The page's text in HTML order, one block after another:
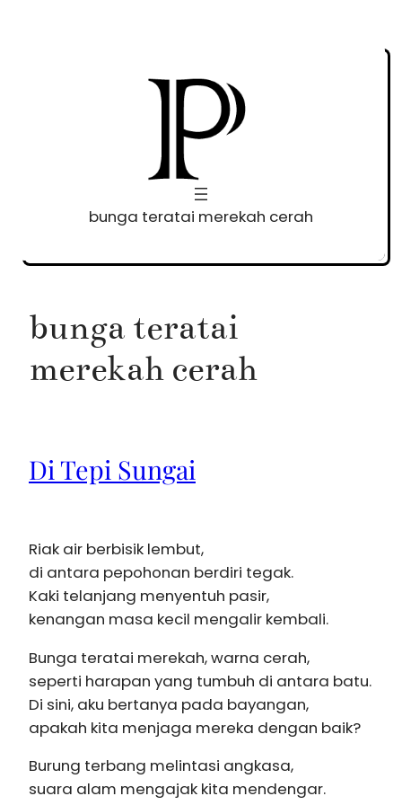
bunga teratai merekah cerah
bunga teratai
merekah cerah
Di Tepi Sungai
Riak air berbisik lembut,
di antara pepohonan berdiri tegak.
Kaki telanjang menyentuh pasir,
kenangan masa kecil mengalir kembali.
Bunga teratai merekah, warna cerah,
seperti harapan yang tumbuh di antara batu.
Di sini, aku bertanya pada bayangan,
apakah kita menjaga mereka dengan baik?
Burung terbang melintasi angkasa,
suara alam mengajak kita mendengar.